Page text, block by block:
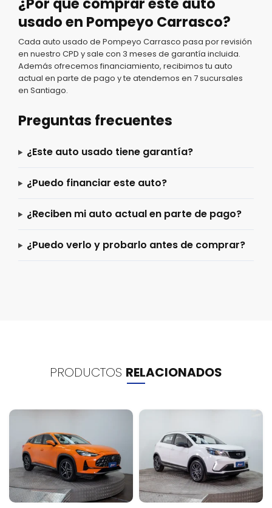
usado en Pompeyo Carrasco?
Cada auto usado de Pompeyo Carrasco pasa por revisión
en nuestro CPD y sale con 3 meses de garantía incluida.
Además ofrecemos financiamiento, recibimos tu auto
actual en parte de pago y te atendemos en 7 sucursales
en Santiago.
Preguntas frecuentes
¿Este auto usado tiene garantía?
¿Puedo financiar este auto?
¿Reciben mi auto actual en parte de pago?
¿Puedo verlo y probarlo antes de comprar?
PRODUCTOS RELACIONADOS